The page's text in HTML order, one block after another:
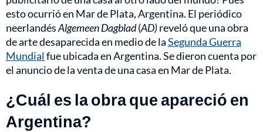
esto ocurrió en Mar de Plata, Argentina. El periódico
neerlandésAlgemeen Dagblad(AD)reveló que una obra
de arte desaparecida en medio de laSegunda Guerra
Mundialfue ubicada en Argentina. Se dieron cuenta por
el anuncio de la venta de una casa en Mar de Plata.
¿Cuál es la obra que apareció en
Argentina?